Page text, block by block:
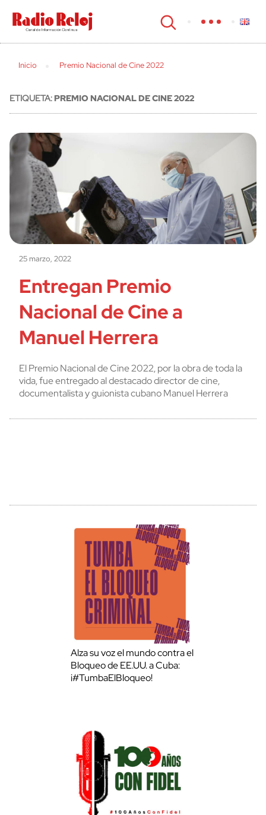
cerrar
Inicio Premio Nacional de Cine 2022
ETIQUETA:PREMIO NACIONAL DE CINE 2022
25 marzo, 2022
Entregan Premio
Nacional de Cine a
Manuel Herrera
El Premio Nacional de Cine 2022, por la obra de toda la
vida, fue entregado al destacado director de cine,
documentalista y guionista cubano Manuel Herrera
Alza su voz el mundo contra el
Bloqueo de EE.UU. a Cuba:
¡#TumbaElBloqueo!